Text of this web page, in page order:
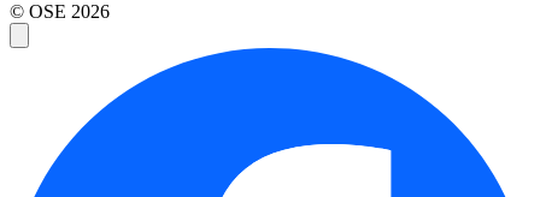
© OSE 2026